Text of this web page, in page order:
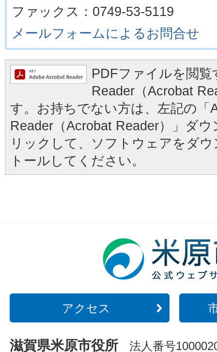
ファックス：0749-53-5119
メールフォームによるお問合せ
PDFファイルを閲
Reader（Acrobat
す。お持ちでない方は、左記の「
Reader（Acrobat Reader）」ダ
リックして、ソフトウェアをダ
トールしてください。
アクセス
滋賀県米原市役所 法人番号